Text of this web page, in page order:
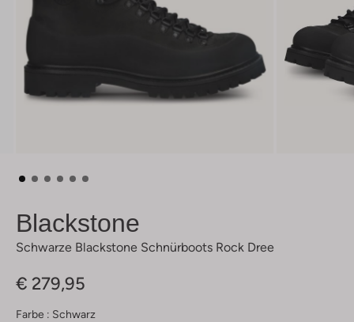
Blackstone
Schwarze Blackstone Schnürboots Rock Dree
€ 279,95
Farbe : Schwarz